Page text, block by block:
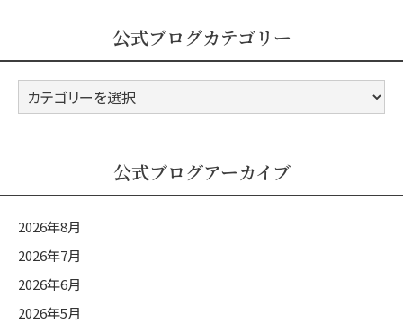
公式ブログカテゴリー
公
式
テ
ゴ
リ
ー
公式ブログアーカイブ
2026年8月
2026年7月
2026年6月
2026年5月